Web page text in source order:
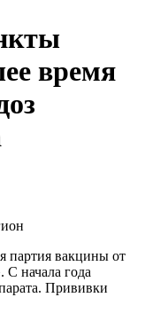
время
партия вакцины от
С начала года
Прививки